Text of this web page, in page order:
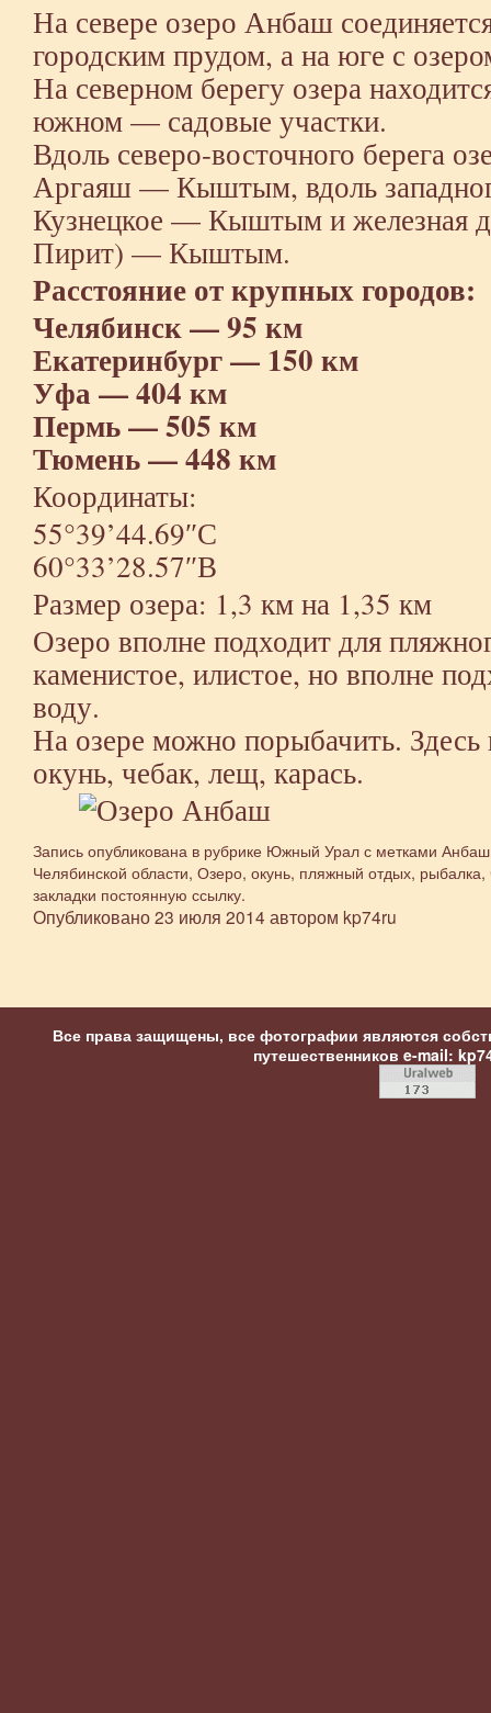
На севере озеро Анбаш
городским прудом, а на юге с
На северном берегу озера
южном — садовые участки.
Вдоль северо-восточного берега
Аргаяш — Кыштым, вдоль
Кузнецкое — Кыштым и железная
Пирит) — Кыштым.
Расстояние от крупных городов:
Челябинск — 95 км
Екатеринбург — 150 км
Уфа — 404 км
Пермь — 505 км
Тюмень — 448 км
Координаты:
55°39’44.69″С
60°33’28.57″В
Размер озера: 1,3 км на 1,35 км
Озеро вполне подходит для
каменистое, илистое, но вполне
воду.
На озере можно порыбачить. Здесь
окунь, чебак, лещ, карась.
Запись опубликована в рубрике Южный Уралс метками Анбаш
Челябинской области, Озеро, окунь, пляжный отдых, рыбалка,
закладки постоянную ссылку.
Опубликовано23 июля 2014 автором kp74ru
Все права защищены, все фотографии являются
путешественников e-mail: